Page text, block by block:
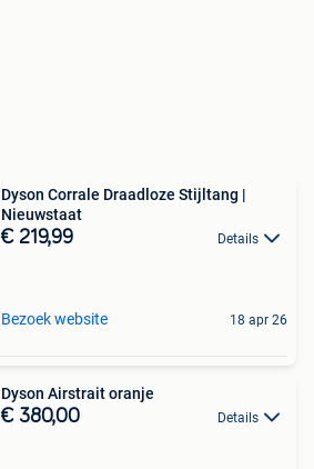
Dyson Corrale Draadloze Stijltang |
Nieuwstaat
€ 219,99 Details
Bezoek website 18 apr 26
Dyson Airstrait oranje
€ 380,00 Details